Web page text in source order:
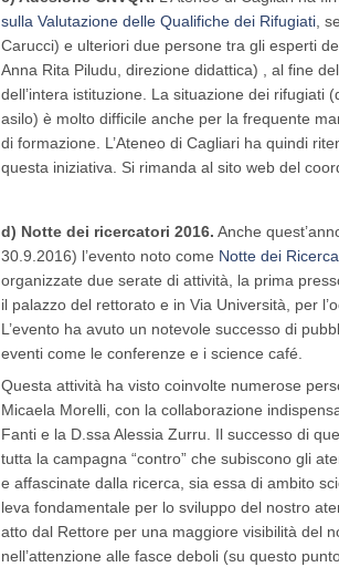
sulla Valutazione delle Qualifiche dei Rifugiati,
Carucci) e ulteriori due persone tra gli esperti
Anna Rita Piludu, direzione didattica) , al fine
dell’intera istituzione. La situazione dei
asilo) è molto difficile anche per la frequente
di formazione. L’Ateneo di Cagliari ha quindi
questa iniziativa. Si rimanda al sito web del
d) Notte dei ricercatori 2016. Anche
30.9.2016) l’evento noto come Notte dei
organizzate due serate di attività, la prima
il palazzo del rettorato e in Via Università, per
L’evento ha avuto un notevole successo di
eventi come le conferenze e i science café.
Questa attività ha visto coinvolte numerose
Micaela Morelli, con la collaborazione
Fanti e la D.ssa Alessia Zurru. Il successo di
tutta la campagna “contro” che subiscono gli
e affascinate dalla ricerca, sia essa di ambito
leva fondamentale per lo sviluppo del nostro
atto dal Rettore per una maggiore visibilità del
nell’attenzione alle fasce deboli (su questo